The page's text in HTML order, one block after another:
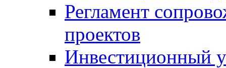
Регламент
проектов
Инвестиционный